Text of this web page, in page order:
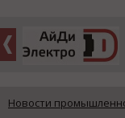
Новости